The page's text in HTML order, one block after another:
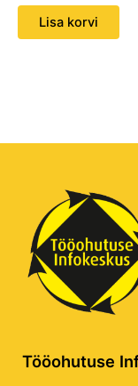
Lisa korvi
Tööohutuse